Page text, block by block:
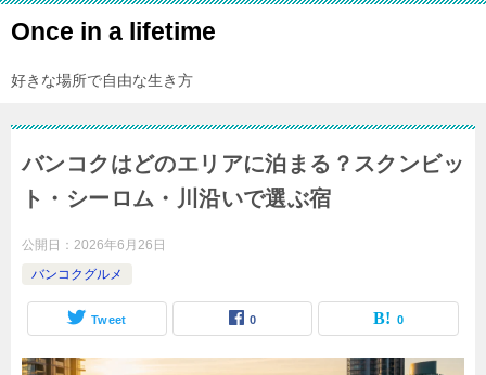
Once in a lifetime
好きな場所で自由な生き方
バンコクはどのエリアに泊まる？スクンビッ
ト・シーロム・川沿いで選ぶ宿
公開日： 2026年6月26日
バンコクグルメ
Tweet 0 0